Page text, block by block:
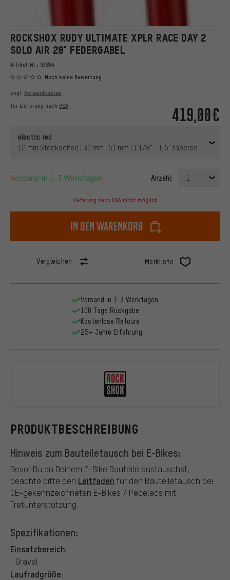
ROCKSHOX RUDY ULTIMATE XPLR RACE DAY 2
SOLO AIR 28" FEDERGABEL
Artikel-Nr.: 93854
Noch keine Bewertung
419,00€
zzgl. Versandkosten
für Lieferung nach USA
electric red
12 mm Steckachse | 30 mm | 51 mm | 1 1/8" - 1,5" tapered | 28" | 100
Versand in 1-3 Werktagen Anzahl: 1
Lieferung nach USA nicht möglich
In den Warenkorb
Vergleichen Merkliste
PRODUKTBESCHREIBUNG
Hinweis zum Bauteiletausch bei E-Bikes:
Bevor Du an Deinem E-Bike Bauteile austauschst,
beachte bitte den Leitfaden für den Bauteiletausch bei
CE-gekennzeichneten E-Bikes / Pedelecs mit
Tretunterstützung.
Spezifikationen:
Einsatzbereich:
Gravel
Laufradgröße:
Versand in 1-3 Werktagen
100 Tage Rückgabe
Kostenlose Retoure
25+ Jahre Erfahrung